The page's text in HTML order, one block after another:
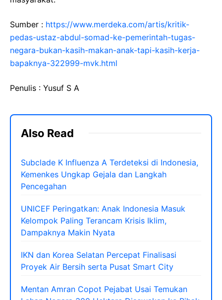
Sumber : https://www.merdeka.com/artis/kritik-
pedas-ustaz-abdul-somad-ke-pemerintah-tugas-
negara-bukan-kasih-makan-anak-tapi-kasih-kerja-
bapaknya-322999-mvk.html
Penulis : Yusuf S A
Also Read
Subclade K Influenza A Terdeteksi di Indonesia,
Kemenkes Ungkap Gejala dan Langkah
Pencegahan
UNICEF Peringatkan: Anak Indonesia Masuk
Kelompok Paling Terancam Krisis Iklim,
Dampaknya Makin Nyata
IKN dan Korea Selatan Percepat Finalisasi
Proyek Air Bersih serta Pusat Smart City
Mentan Amran Copot Pejabat Usai Temukan